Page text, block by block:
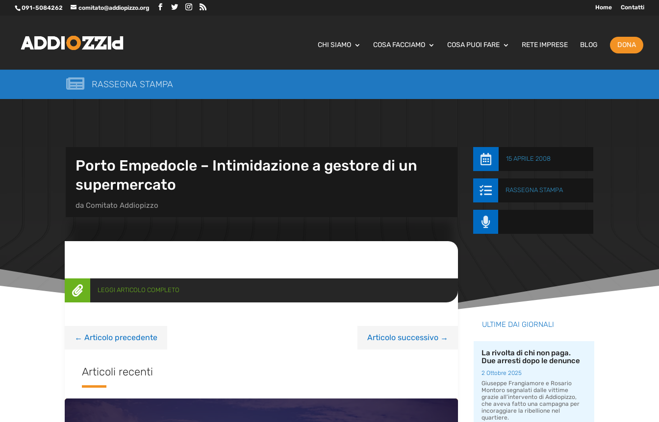
091-5084262 comitato@addiopizzo.org Home Contatti
CHI SIAMO COSA FACCIAMO COSA PUOI FARE RETE IMPRESE BLOG DONA
 RASSEGNA STAMPA
Porto Empedocle – Intimidazione a gestore di un
supermercato
da Comitato Addiopizzo
 15 APRILE 2008
 RASSEGNA STAMPA

 LEGGI ARTICOLO COMPLETO
← Articolo precedente Articolo successivo→
Articoli recenti
ULTIME DAI GIORNALI
La rivolta di chi non paga.
Due arresti dopo le denunce
2 Ottobre 2025
Giuseppe Frangiamore e Rosario
Montoro segnalati dalle vittime
grazie all’intervento di Addiopizzo,
che aveva fatto una campagna per
incoraggiare la ribellione nel
quartiere.